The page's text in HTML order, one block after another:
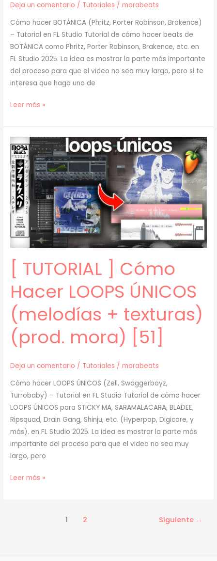
Deja un comentario / Tutoriales /morabeats
Cómo hacer BOTÁNICA (Phritz, Porter Robinson, Brakence)
– Tutorial en FL Studio Tutorial de cómo hacer beats de
BOTÁNICA como Phritz, Porter Robinson, Brakence, etc. en
FL Studio 2025. La idea es mostrar la parte más importante
del proceso para que el video no sea muy largo, pero si te
interesa que haga uno de
[
]
Cómo
Hacer
BOTÁNICA
(prod.
mora)
[52]
Leer más »
[ TUTORIAL ] Cómo
Hacer LOOPS ÚNICOS
(melodías + texturas)
(prod. mora) [51]
Deja un comentario / Tutoriales /morabeats
Cómo hacer LOOPS ÚNICOS (Zell, Swaggerboyz,
Turrobaby) – Tutorial en FL Studio Tutorial de cómo hacer
LOOPS ÚNICOS para STICKY MA, SARAMALACARA, BLADEE,
Ripsquad, Drain Gang, Shinju, etc. (Hyperpop, Digicore, y
más). en FL Studio 2025. La idea es mostrar la parte más
importante del proceso para que el video no sea muy
largo, pero
[
Leer más »
1 2 Siguiente →